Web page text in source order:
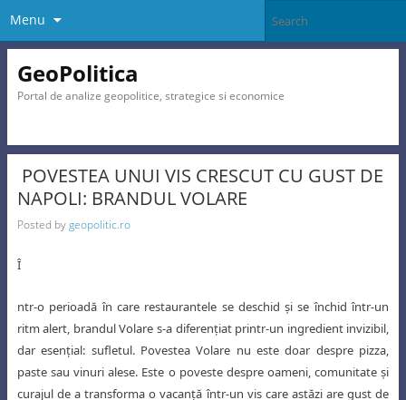
Menu
GeoPolitica
Portal de analize geopolitice, strategice si economice
POVESTEA UNUI VIS CRESCUT CU GUST DE
NAPOLI: BRANDUL VOLARE
Posted bygeopolitic.ro
Î
ntr-o perioadă în care restaurantele se deschid şi se închid într-un
ritm alert, brandul Volare s-a diferenţiat printr-un ingredient invizibil,
dar esenţial: sufletul. Povestea Volare nu este doar despre pizza,
paste sau vinuri alese. Este o poveste despre oameni, comunitate şi
curajul de a transforma o vacanţă într-un viscare astăzi are gust de